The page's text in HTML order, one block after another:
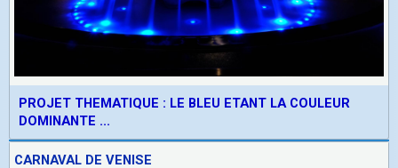
PROJET THEMATIQUE : LE BLEU ETANT LA COULEUR
DOMINANTE ...
CARNAVAL DE VENISE